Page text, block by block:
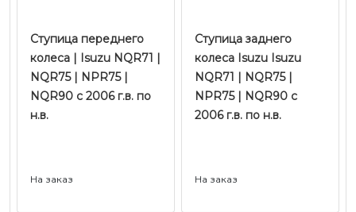
Ступица переднего
колеса | Isuzu NQR71 |
NQR75 | NPR75 |
NQR90 с 2006 г.в. по
н.в.
На заказ
Ступица заднего
колеса Isuzu Isuzu
NQR71 | NQR75 |
NPR75 | NQR90 с
2006 г.в. по н.в.
На заказ